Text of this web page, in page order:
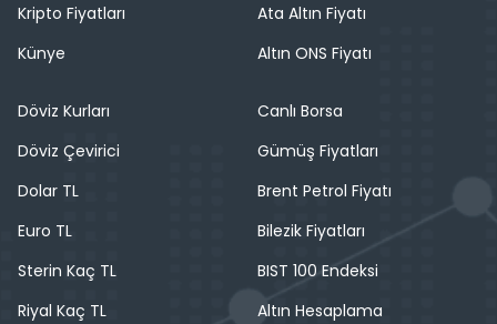
Kripto Fiyatları
Künye
Ata Altın Fiyatı
Altın ONS Fiyatı
Döviz Kurları
Döviz Çevirici
Dolar TL
Euro TL
Sterin Kaç TL
Riyal Kaç TL
Canlı Borsa
Gümüş Fiyatları
Brent Petrol Fiyatı
Bilezik Fiyatları
BIST 100 Endeksi
Altın Hesaplama